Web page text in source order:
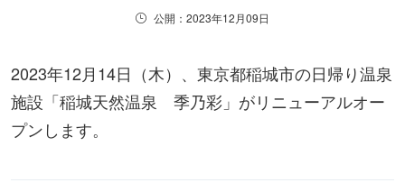
公開：2023年12月09日
2023年12月14日（木）、東京都稲城市の日帰り温泉
施設「稲城天然温泉 季乃彩」がリニューアルオー
プンします。